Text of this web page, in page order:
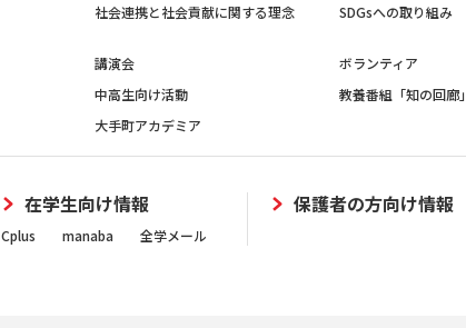
社会連携と社会貢献に関する理念 SDGsへの取り組み
講演会
ボランティア
中高生向け活動
教養番組「知の回廊」
大手町アカデミア
在学生向け情報
Cplus manaba 全学メール
保護者の方向け情報